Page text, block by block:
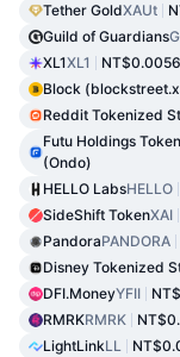
Tether GoldXAUt
Guild of Guardians
XL1XL1
Block
Reddit Tokenized
Futu Holdings
(Ondo)
HELLO LabsHELLO
SideShift TokenXAI
PandoraPANDORA
Disney Tokenized
DFI.MoneyYFII
RMRKRMRK
LightLinkLL